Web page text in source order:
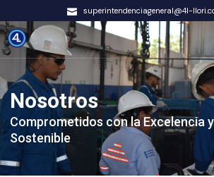
superintendenciageneral@4l-
Nosotros
Comprometidos con la Excelencia
Sostenible